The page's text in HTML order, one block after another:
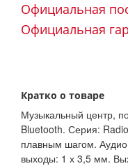
Официальная
Официальная
Кратко о товаре
Музыкальный центр,
Bluetooth. Серия:
плавным шагом.
выходы: 1 х 3,5 мм.